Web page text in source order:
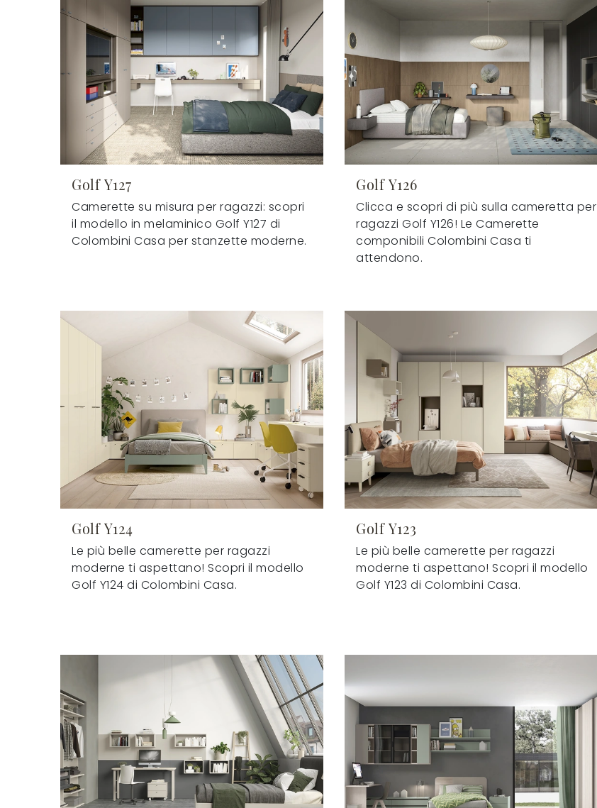
Golf Y127
Camerette su misura per ragazzi: scopri
il modello in melaminico Golf Y127 di
Colombini Casa per stanzette moderne.
Golf Y126
Clicca e scopri di più sulla cameretta per
ragazzi Golf Y126! Le Camerette
componibili Colombini Casa ti
attendono.
Golf Y124
Le più belle camerette per ragazzi
moderne ti aspettano! Scopri il modello
Golf Y124 di Colombini Casa.
Golf Y123
Le più belle camerette per ragazzi
moderne ti aspettano! Scopri il modello
Golf Y123 di Colombini Casa.